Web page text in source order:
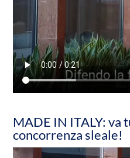
MADE IN ITALY: va
concorrenza sleale!